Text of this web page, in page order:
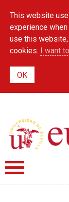
This website
experience
use this
cookies. I want